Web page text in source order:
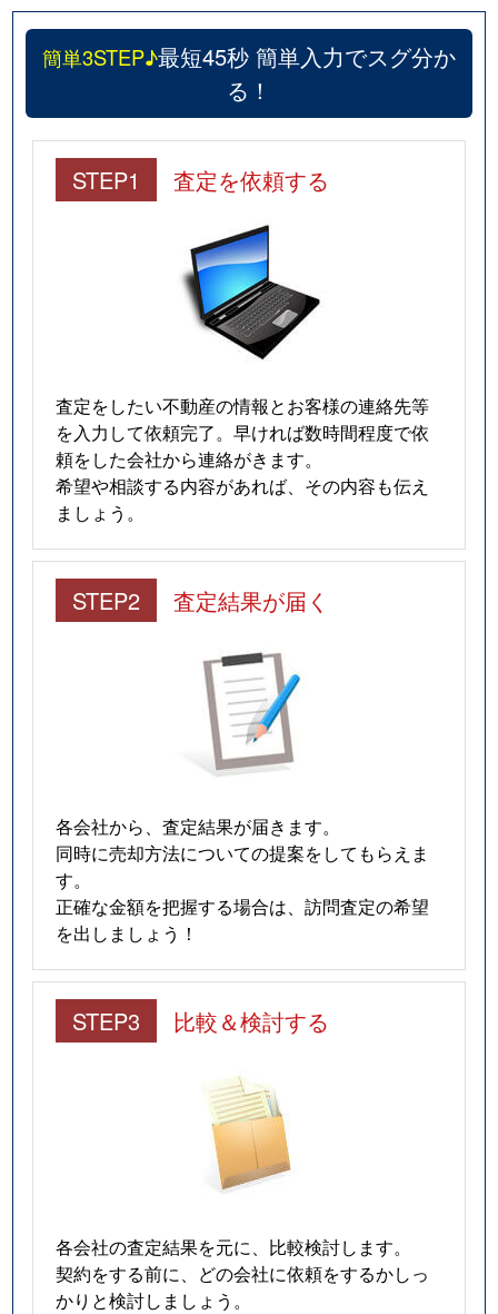
簡単3STEP♪最短45秒 簡単入力でスグ分か
る！
STEP1 査定を依頼する
査定をしたい不動産の情報とお客様の連絡先等
を入力して依頼完了。早ければ数時間程度で依
頼をした会社から連絡がきます。
希望や相談する内容があれば、その内容も伝え
ましょう。
STEP2 査定結果が届く
各会社から、査定結果が届きます。
同時に売却方法についての提案をしてもらえま
す。
正確な金額を把握する場合は、訪問査定の希望
を出しましょう！
STEP3 比較＆検討する
各会社の査定結果を元に、比較検討します。
契約をする前に、どの会社に依頼をするかしっ
かりと検討しましょう。